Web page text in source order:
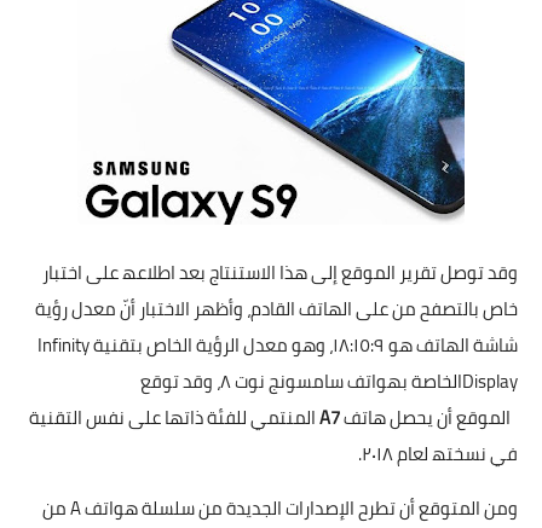
وقد توصل تقریر الموقع إلى ھذا الاستنتاج بعد اطلاعھ على اختبار
خاص بالتصفح من على الھاتف القادم، وأظھر الاختبار أنّ معدل رؤیة
شاشة الھاتف ھو ۱۸:۱٥:۹، وھو معدل الرؤیة الخاص بتقنیة Infinity
Displayالخاصة بھواتف سامسونج نوت ۸، وقد توقع
الموقع أن یحصل ھاتفA7المنتمي للفئة ذاتھا على نفس التقنیة
في نسختھ لعام ۲۰۱۸.
ومن المتوقع أن تطرح الإصدارات الجدیدة من سلسلة ھواتف A من